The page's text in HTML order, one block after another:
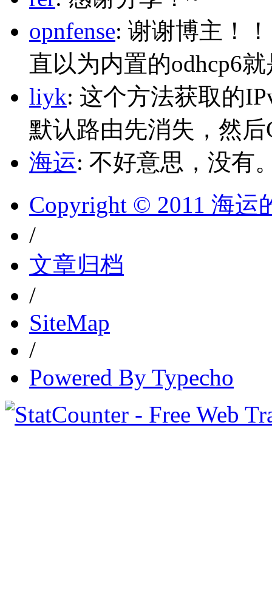
opnfense: 谢谢博主！
直以为内置的odhcp6
liyk: 这个方法获取的
默认路由先消失，然
海运: 不好意思，没有
Copyright © 2011 海运
/
文章归档
/
SiteMap
/
Powered By Typecho